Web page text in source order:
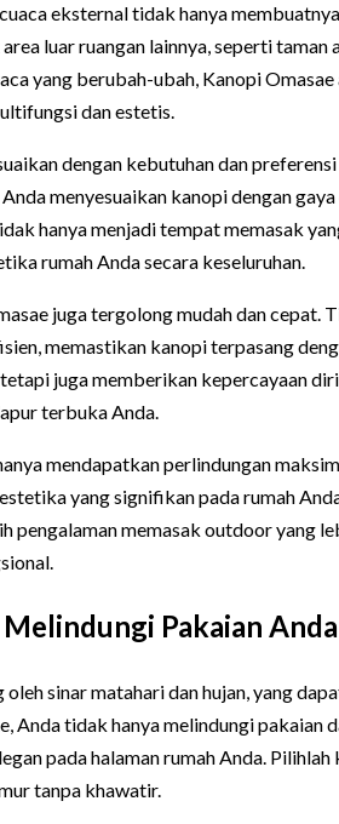
eksternal tidak hanya
luar ruangan lainnya, seperti taman
yang berubah-ubah, Kanopi
dan estetis.
dengan kebutuhan dan
menyesuaikan kanopi dengan
hanya menjadi tempat memasak
rumah Anda secara keseluruhan.
juga tergolong mudah dan cepat.
memastikan kanopi terpasang
juga memberikan kepercayaan
terbuka Anda.
mendapatkan perlindungan
yang signifikan pada rumah
pengalaman memasak outdoor yang
Pakaian
sinar matahari dan hujan, yang
Anda tidak hanya melindungi pakaian
pada halaman rumah Anda. Pilihlah
tanpa khawatir.